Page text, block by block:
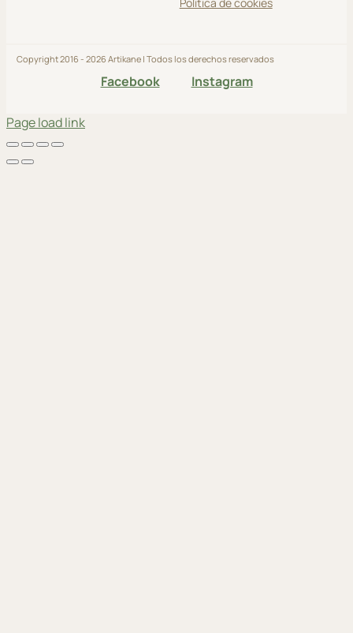
Copyright 2016 - 2026 Artikane | Todos los derechos reservados
Facebook Instagram
Page load link